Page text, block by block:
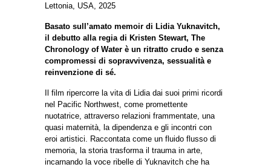
Lettonia, USA, 2025
Basato sull’amato memoir di Lidia Yuknavitch,
il debutto alla regia di Kristen Stewart, The
Chronology of Water è un ritratto crudo e senza
compromessi di sopravvivenza, sessualità e
reinvenzione di sé.
Il film ripercorre la vita di Lidia dai suoi primi ricordi
nel Pacific Northwest, come promettente
nuotatrice, attraverso relazioni frammentate, una
quasi maternità, la dipendenza e gli incontri con
eroi artistici. Raccontata come un fluido flusso di
memoria, la storia trasforma il trauma in arte,
incarnando la voce ribelle di Yuknavitch che ha